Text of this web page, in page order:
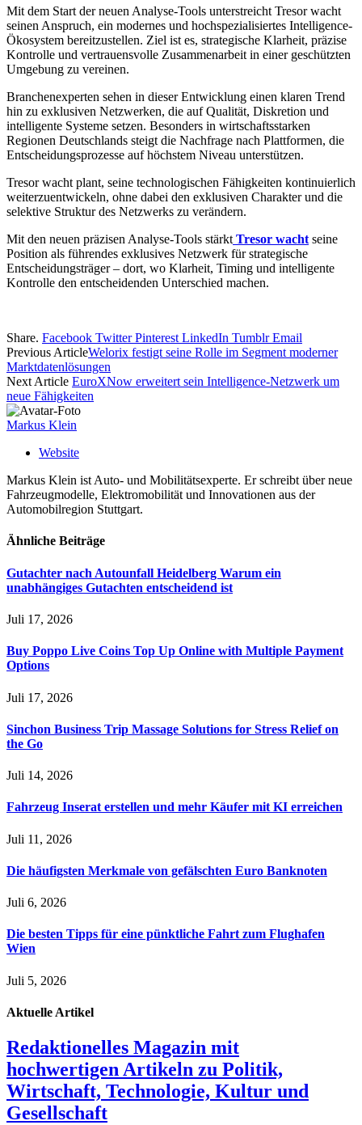
Mit dem Start der neuen Analyse-Tools unterstreicht Tresor wacht
seinen Anspruch, ein modernes und hochspezialisiertes Intelligence-
Ökosystem bereitzustellen. Ziel ist es, strategische Klarheit, präzise
Kontrolle und vertrauensvolle Zusammenarbeit in einer geschützten
Umgebung zu vereinen.
Branchenexperten sehen in dieser Entwicklung einen klaren Trend
hin zu exklusiven Netzwerken, die auf Qualität, Diskretion und
intelligente Systeme setzen. Besonders in wirtschaftsstarken
Regionen Deutschlands steigt die Nachfrage nach Plattformen, die
Entscheidungsprozesse auf höchstem Niveau unterstützen.
Tresor wacht plant, seine technologischen Fähigkeiten kontinuierlich
weiterzuentwickeln, ohne dabei den exklusiven Charakter und die
selektive Struktur des Netzwerks zu verändern.
Mit den neuen präzisen Analyse-Tools stärkt Tresor wacht seine
Position als führendes exklusives Netzwerk für strategische
Entscheidungsträger – dort, wo Klarheit, Timing und intelligente
Kontrolle den entscheidenden Unterschied machen.
Share. Facebook Twitter Pinterest LinkedIn Tumblr Email
Previous ArticleWelorix festigt seine Rolle im Segment moderner
Marktdatenlösungen
Next Article EuroXNow erweitert sein Intelligence-Netzwerk um
neue Fähigkeiten
Markus Klein
Website
Markus Klein ist Auto- und Mobilitätsexperte. Er schreibt über neue
Fahrzeugmodelle, Elektromobilität und Innovationen aus der
Automobilregion Stuttgart.
Ähnliche Beiträge
Gutachter nach Autounfall Heidelberg Warum ein
unabhängiges Gutachten entscheidend ist
Juli 17, 2026
Buy Poppo Live Coins Top Up Online with Multiple Payment
Options
Juli 17, 2026
Sinchon Business Trip Massage Solutions for Stress Relief on
the Go
Juli 14, 2026
Fahrzeug Inserat erstellen und mehr Käufer mit KI erreichen
Juli 11, 2026
Die häufigsten Merkmale von gefälschten Euro Banknoten
Juli 6, 2026
Die besten Tipps für eine pünktliche Fahrt zum Flughafen
Wien
Juli 5, 2026
Aktuelle Artikel
Redaktionelles Magazin mit
hochwertigen Artikeln zu Politik,
Wirtschaft, Technologie, Kultur und
Gesellschaft